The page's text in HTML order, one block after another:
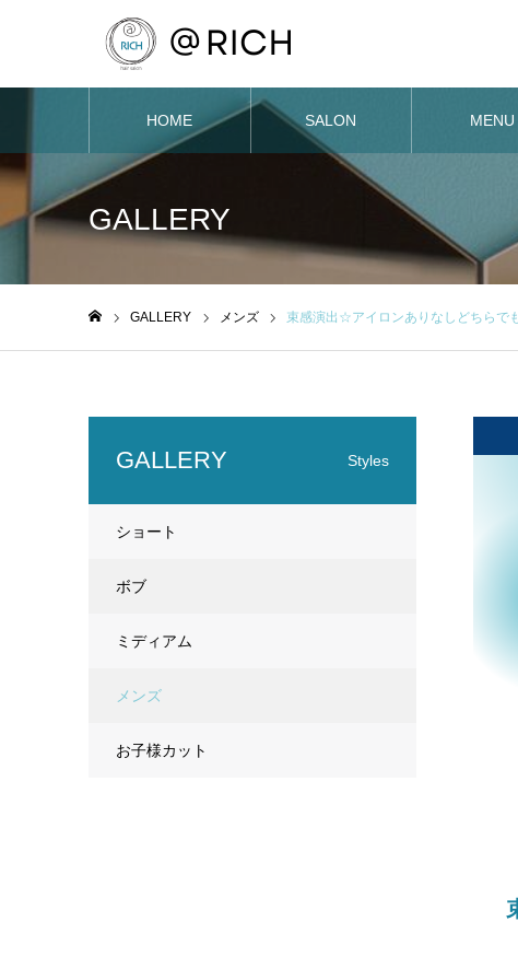
HOME SALON MENU
GALLERY
GALLERY メンズ 束感演出☆アイロンありなしどちらで
GALLERY Styles
ショート
ボブ
ミディアム
メンズ
お子様カット